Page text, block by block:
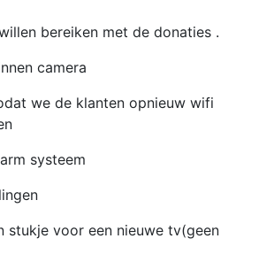
bereiken met de donaties .
camera
we de klanten opnieuw wifi
systeem
stukje voor een nieuwe tv(geen